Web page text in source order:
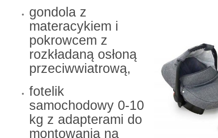
gondola z
materacykiem i
pokrowcem z
rozkładaną osłoną
przeciwwiatrową,
fotelik
samochodowy 0-10
kg z adapterami do
montowania na